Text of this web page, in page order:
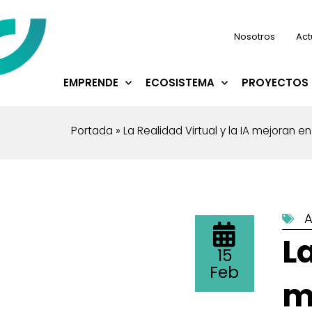
Nosotros
EMPRENDE ECOSISTEMA
Portada » La Realidad Virtual y la IA mejoran
15
Feb